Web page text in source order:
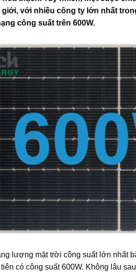
với nhiều công ty lớn nhất
công suất trên 600W.
lượng mặt trời công suất lớn nhất
có công suất 600W. Không lâu